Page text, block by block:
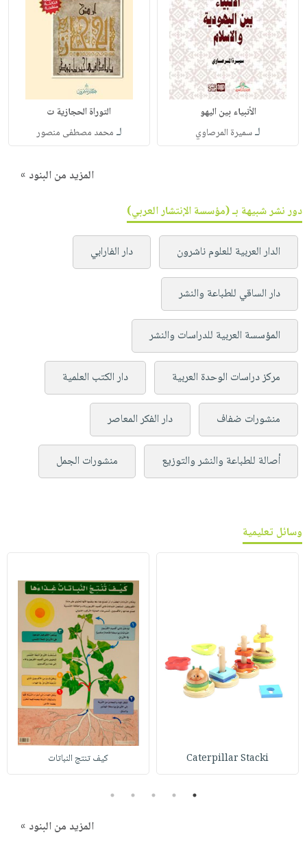
الأنبياء بين اليهو
لـسميرة المرصاوي
التوراة الحجازية ت
لـ محمد مصطفى منصور
المزيد من البنود »
دور نشر شبيهة بـ (مؤسسة الإنتشار العربي)
الدار العربية للعلوم ناشرون دار الفارابي
دار الساقي للطباعة والنشر
المؤسسة العربية للدراسات والنشر
مركز دراسات الوحدة العربية دار الكتب العلمية
منشورات ضفاف دار الفكر المعاصر
أصالة للطباعة والنشر والتوزيع منشورات الجمل
وسائل تعليمية
Caterpillar Stacki كيف تنتج النباتات
1
2
3
4
5
المزيد من البنود »